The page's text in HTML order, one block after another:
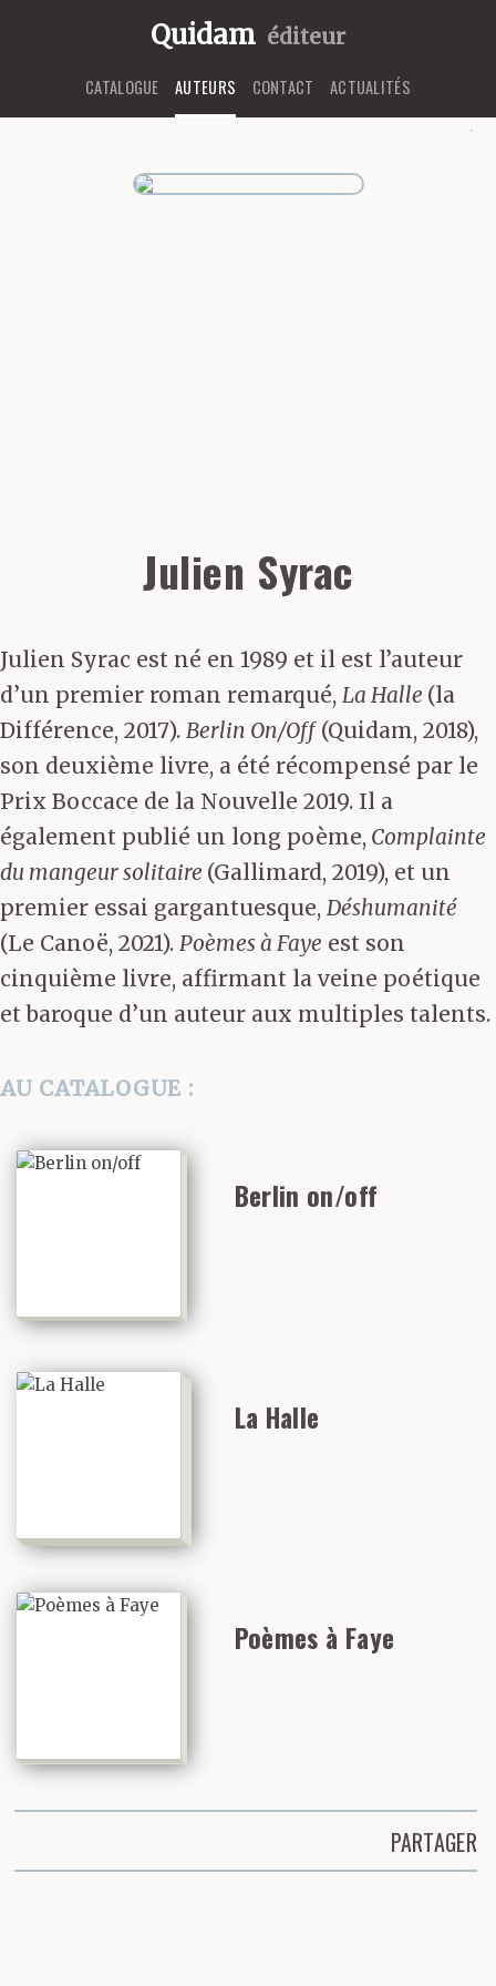
Quidam éditeur
CATALOGUE AUTEURS CONTACT ACTUALITÉS
Julien Syrac
Julien Syrac est né en 1989 et il est l’auteur
d’un premier roman remarqué, La Halle (la
Différence, 2017). Berlin On/Off(Quidam, 2018),
son deuxième livre, a été récompensé par le
Prix Boccace de la Nouvelle 2019. Il a
également publié un long poème, Complainte
du mangeur solitaire (Gallimard, 2019), et un
premier essai gargantuesque, Déshumanité
(Le Canoë, 2021). Poèmes à Faye est son
cinquième livre, affirmant la veine poétique
et baroque d’un auteur aux multiples talents.
AU CATALOGUE :
Berlin on/off
La Halle
Poèmes à Faye
PARTAGER